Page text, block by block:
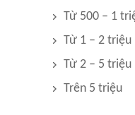
Từ 500 – 1
Từ 1 – 2 triệu
Từ 2 – 5 triệu
Trên 5 triệu